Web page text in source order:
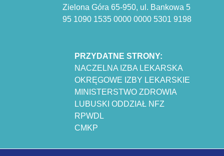
Zielona Góra 65-950, ul. Bankowa 5
95 1090 1535 0000 0000 5301 9198
PRZYDATNE STRONY:
NACZELNA IZBA LEKARSKA
OKRĘGOWE IZBY LEKARSKIE
MINISTERSTWO ZDROWIA
LUBUSKI ODDZIAŁ NFZ
RPWDL
CMKP